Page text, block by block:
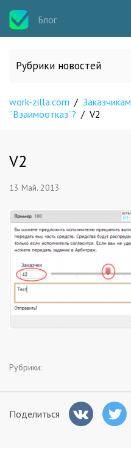
Блог
Рубрики новостей
Все статьи
Новости сервиса
Исполнителям
work-zilla.com / Заказчикам
“Взаимоотказ”? / V2
V2
13 Май. 2013
Рубрики:
Поделиться